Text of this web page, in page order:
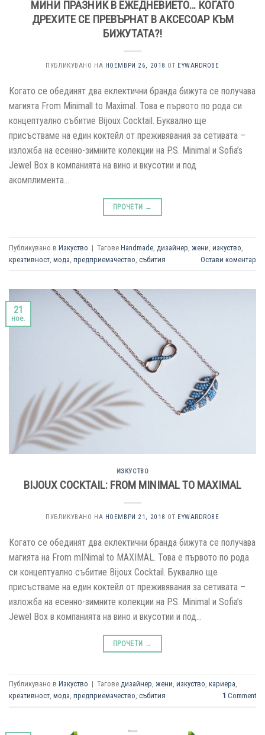
МИНИ ПРАЗНИК В ЕЖЕДНЕВИЕТО… КОГАТО
ДРЕХИТЕ СЕ ПРЕВЪРНАТ В АКСЕСОАР КЪМ
БИЖУТАТА?!
ПУБЛИКУВАНО НА НОЕМВРИ 26, 2018 ОТ EYWARDROBE
Когато се обединят два еклектични бранда бижута се получава
магията From Minimall to Maximal. Това е първото по рода си
концептуално събитие Bijoux Cocktail. Буквално ще
присъстваме на един коктейл от преживявания за сетивата –
изложба на есенно-зимните колекции на P.S. Minimal и Sofia’s
Jewel Box в компанията на вино и вкусотии и под
акомплимента…
ПРОЧЕТИ →
Публикувано в Изкуство | Тагове Handmade дизайнер жени изкуство
креативност мода предприемачество събития Остави коментар
21
ное.
ИЗКУСТВО
BIJOUX COCKTAIL: FROM MINIMAL TO MAXIMAL
ПУБЛИКУВАНО НА НОЕМВРИ 21, 2018 ОТ EYWARDROBE
Когато се обединят два еклектични бранда бижута се получава
магията на From mINimal to MAXIMAL. Това е първото по рода
си концептуално събитие Bijoux Cocktail. Буквално ще
присъстваме на един коктейл от преживявания за сетивата –
изложба на есенно-зимните колекции на P.S. Minimal и Sofia’s
Jewel Box в компанията на вино и вкусотии и под…
ПРОЧЕТИ →
Публикувано в Изкуство | Тагове дизайнер, жени, изкуство, кариера,
креативност, мода, предприемачество, събития 1 Comment